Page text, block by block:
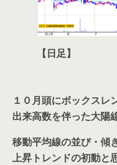
【日足】
１０月頭にボックスレ
出来高数を伴った大陽
移動平均線の並び・傾
上昇トレンドの初動と